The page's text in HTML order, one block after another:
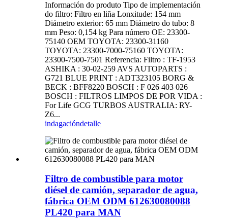
Información do produto Tipo de implementación
do filtro: Filtro en liña Lonxitude: 154 mm
Diámetro exterior: 65 mm Diámetro do tubo: 8
mm Peso: 0,154 kg Para número OE: 23300-
75140 OEM TOYOTA: 23300-31160
TOYOTA: 23300-7000-75160 TOYOTA:
23300-7500-7501 Referencia: Filtro : TF-1953
ASHIKA : 30-02-259 AVS AUTOPARTS :
G721 BLUE PRINT : ADT323105 BORG &
BECK : BFF8220 BOSCH : F 026 403 026
BOSCH : FILTROS LIMPOS DE POR VIDA :
For Life GCG TURBOS AUSTRALIA: RY-
Z6...
indagacióndetalle
Filtro de combustible para motor
diésel de camión, separador de agua,
fábrica OEM ODM 612630080088
PL420 para MAN